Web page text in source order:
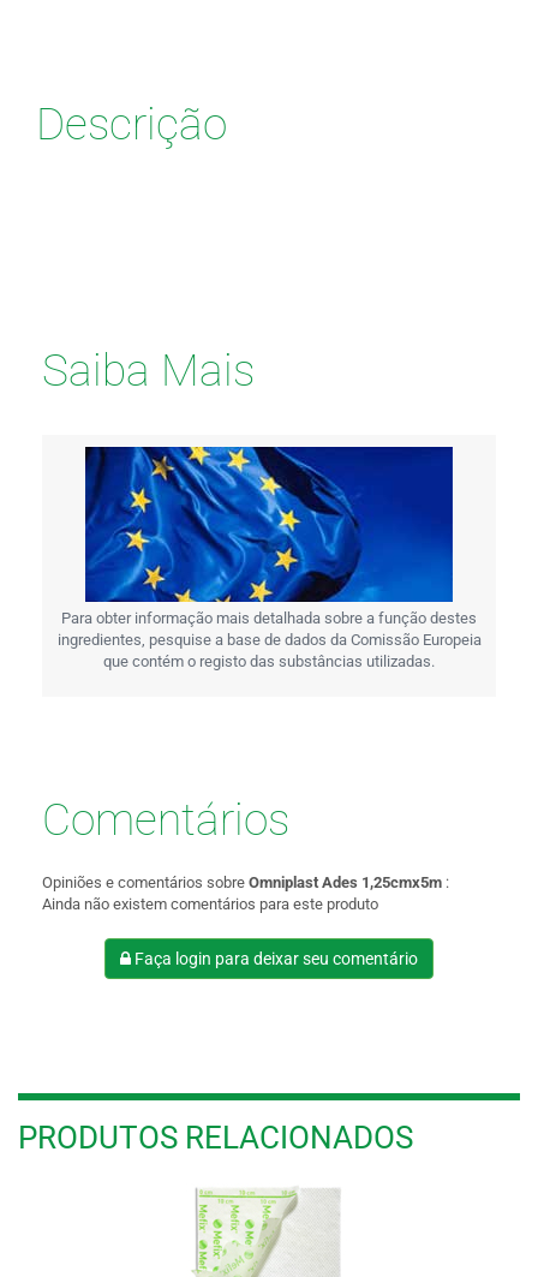
Descrição
Saiba Mais
Para obter informação mais detalhada sobre a função destes
ingredientes, pesquise a base de dados da Comissão Europeia
que contém o registo das substâncias utilizadas.
Comentários
Opiniões e comentários sobre Omniplast Ades 1,25cmx5m :
Ainda não existem comentários para este produto
Faça login para deixar seu comentário
PRODUTOS RELACIONADOS